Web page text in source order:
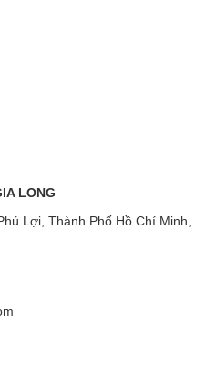
LONG
Lợi, Thành Phố Hồ Chí Minh,